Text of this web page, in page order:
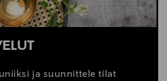
ja suunnittele tilat